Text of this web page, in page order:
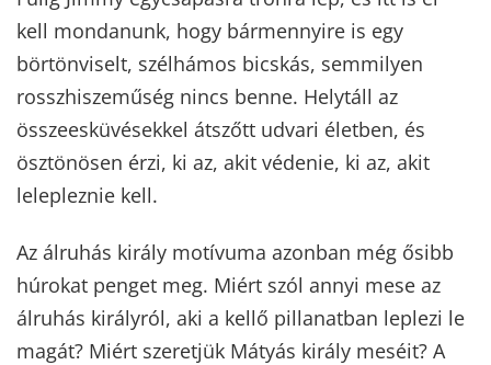
kell mondanunk, hogy bármennyire is egy
börtönviselt, szélhámos bicskás, semmilyen
rosszhiszeműség nincs benne. Helytáll az
összeesküvésekkel átszőtt udvari életben, és
ösztönösen érzi, ki az, akit védenie, ki az, akit
lelepleznie kell.
Az álruhás király motívuma azonban még ősibb
húrokat penget meg. Miért szól annyi mese az
álruhás királyról, aki a kellő pillanatban leplezi le
magát? Miért szeretjük Mátyás király meséit? A